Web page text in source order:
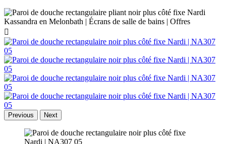

Previous Next